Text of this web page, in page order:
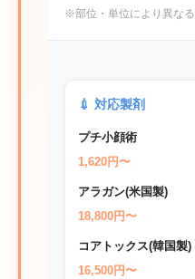
※部位・単位により異なる
💉 対応製剤
プチ小顔術
1,620円〜
アラガン(米国製)
18,800円〜
コアトックス(韓国製)
16,500円〜